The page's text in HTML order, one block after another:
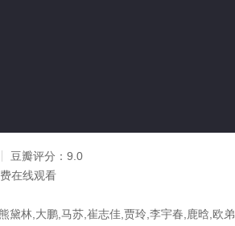
豆瓣评分： 9.0
在线观看
黛林,大鹏,马苏,崔志佳,贾玲,李宇春,鹿晗,欧弟,